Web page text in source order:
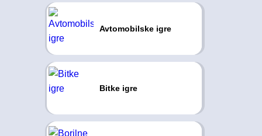
Avtomobilske igre
Bitke igre